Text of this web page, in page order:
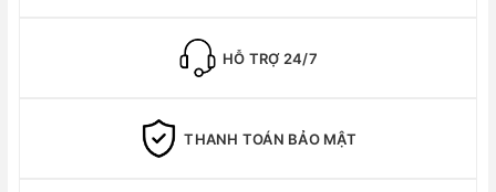
HỖ TRỢ 24/7
THANH TOÁN BẢO MẬT